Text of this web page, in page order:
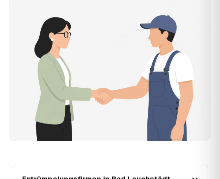
muss, und erhalten mehrere Festpreis-Angebote geprüfter
Entrümpler aus Bad Lauchstädt zum Vergleichen. Bezahlt
wird nur der Entrümpler, den Sie selbst auswählen.
Was kostet die Entrümpelung einer normalen
Wohnung in Bad Lauchstädt?
Für eine durchschnittliche Wohnung mit rund 65 m² liegen
die Kosten in Bad Lauchstädt bei etwa 1.840 €, das
entspricht im Schnitt rund 30,7 € je Quadratmeter.
Zugänglichkeit (Etage, Aufzug), Menge und Sperrmüllanteil
verschieben den Preis nach oben oder unten — den
genauen Festpreis nennt Ihnen der Entrümpler nach
kurzer Beschreibung.